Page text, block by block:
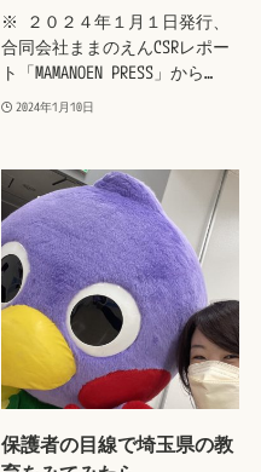
※ ２０２４年１月１日発行、
合同会社ままのえんCSRレポー
ト「MAMANOEN PRESS」から…
2024年1月10日
保護者の目線で埼玉県の教